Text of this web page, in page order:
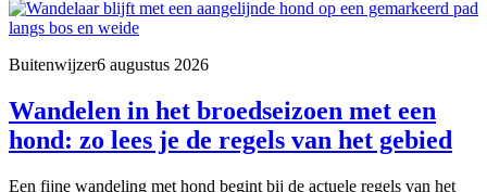
Buitenwijzer6 augustus 2026
Wandelen in het broedseizoen met een
hond: zo lees je de regels van het gebied
Een fijne wandeling met hond begint bij de actuele regels van het